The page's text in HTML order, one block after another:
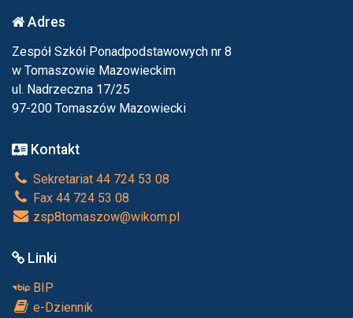
Adres
Zespół Szkół Ponadpodstawowych nr 8
w Tomaszowie Mazowieckim
ul. Nadrzeczna 17/25
97-200 Tomaszów Mazowiecki
Kontakt
Sekretariat 44 724 53 08
Fax 44 724 53 08
zsp8tomaszow@wikom.pl
Linki
BIP
e-Dziennik